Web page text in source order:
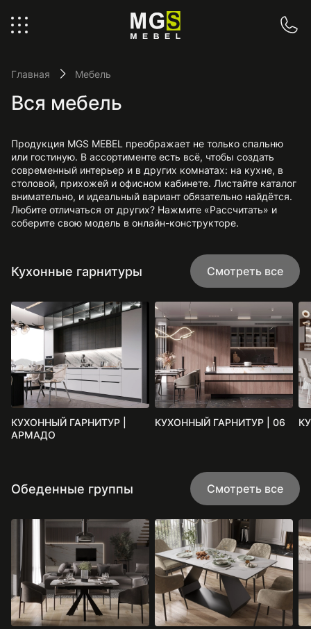
Главная Мебель
Вся мебель
Продукция MGS MEBEL преображает не только спальню
или гостиную. В ассортименте есть всё, чтобы создать
современный интерьер и в других комнатах: на кухне, в
столовой, прихожей и офисном кабинете. Листайте каталог
внимательно, и идеальный вариант обязательно найдётся.
Любите отличаться от других? Нажмите «Рассчитать» и
соберите свою модель в онлайн-конструкторе.
Кухонные гарнитуры Смотреть все
КУХОННЫЙ ГАРНИТУР |
АРМАДО
КУХОННЫЙ ГАРНИТУР | 06
Обеденные группы Смотреть все